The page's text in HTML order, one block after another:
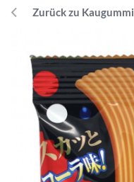
Zurück zu Kaugummi